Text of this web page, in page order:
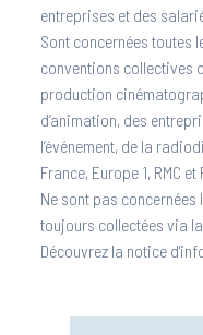
entreprises et des
Sont concernées toutes
conventions collectives
production
d’animation, des
l’événement, de la
France, Europe 1, RMC et
Ne sont pas
toujours collectées via
Découvrez la notice